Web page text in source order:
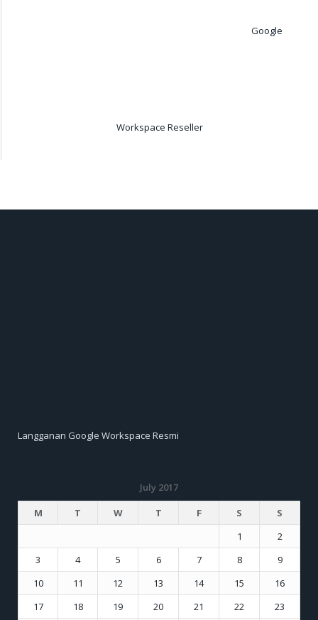
Google
Workspace Reseller
Langganan Google Workspace Resmi
July 2017
M
T W T F S
S
1
2
3
4 5 6 7 8
9
10
11 12 13 14 15
16
17
18 19 20 21 22 23